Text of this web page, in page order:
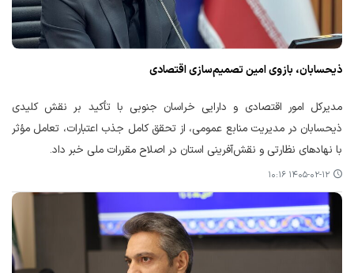
ذیحسابان، بازوی امین تصمیم‌سازی اقتصادی
مدیرکل امور اقتصادی و دارایی خراسان جنوبی با تأکید بر نقش کلیدی
ذیحسابان در مدیریت منابع عمومی، از تحقق کامل جذب اعتبارات، تعامل مؤثر
با نهادهای نظارتی و نقش‌آفرینی استان در اصلاح مقررات ملی خبر داد.
۱۴۰۵-۰۲-۱۲ ۱۰:۱۶